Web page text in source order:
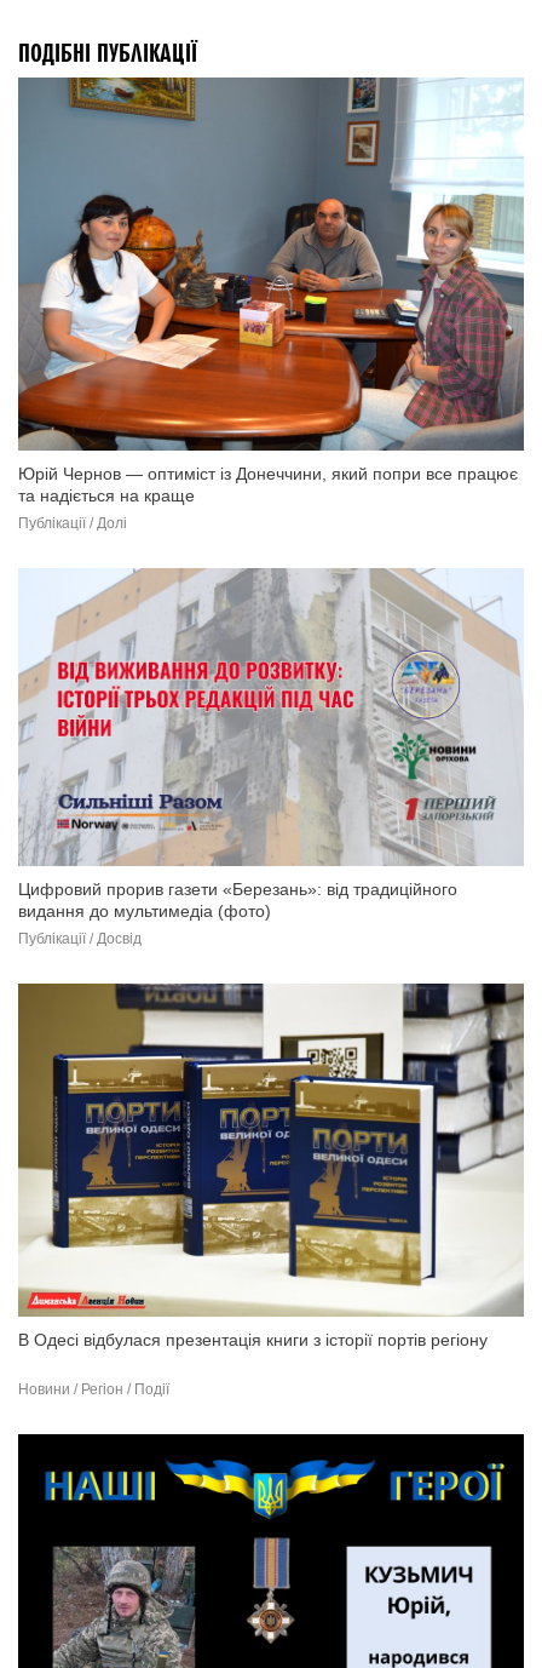
ПОДІБНІ ПУБЛІКАЦІЇ
Юрій Чернов — оптиміст із Донеччини, який попри все працює
та надіється на краще
Публікації / Долі
Цифровий прорив газети «Березань»: від традиційного
видання до мультимедіа (фото)
Публікації / Досвід
В Одесі відбулася презентація книги з історії портів регіону
Новини / Регіон / Події